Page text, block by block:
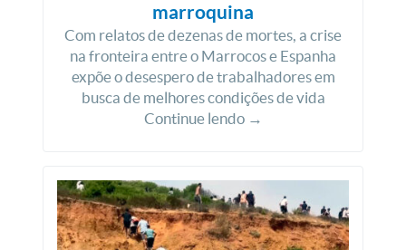
marroquina
Com relatos de dezenas de mortes, a crise
na fronteira entre o Marrocos e Espanha
expõe o desespero de trabalhadores em
busca de melhores condições de vida
Continue lendo →